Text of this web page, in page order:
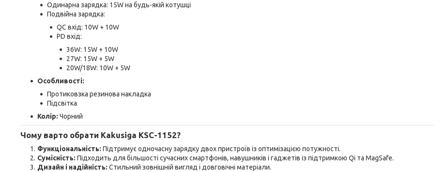
Одинарна зарядка: 15W на будь-якій котушці
Подвійна зарядка:
QC вхід: 10W + 10W
PD вхід:
36W: 15W + 10W
27W: 15W + 5W
20W/18W: 10W + 5W
Особливості:
Протиковзка резинова накладка
Підсвітка
Колір: Чорний
Чому варто обрати Kakusiga KSC-1152?
Функціональність: Підтримує одночасну зарядку двох пристроїв із оптимізацією потужності.
Сумісність: Підходить для більшості сучасних смартфонів, навушників і гаджетів із підтримкою Qi та MagSafe.
Дизайн і надійність: Стильний зовнішній вигляд і довговічні матеріали.